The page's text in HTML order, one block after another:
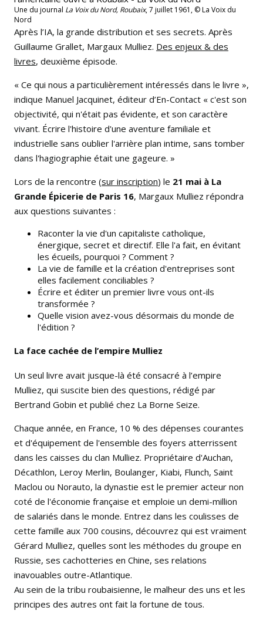
Une du journal La Voix du Nord, Roubaix, 7 juillet 1961, © La Voix du
Nord
Après l’IA, la grande distribution et ses secrets. Après
Guillaume Grallet, Margaux Mulliez. Des enjeux & des
livres, deuxième épisode.
« Ce qui nous a particulièrement intéressés dans le livre »,
indique Manuel Jacquinet, éditeur d’En-Contact « c'est son
objectivité, qui n'était pas évidente, et son caractère
vivant. Écrire l'histoire d'une aventure familiale et
industrielle sans oublier l'arrière plan intime, sans tomber
dans l'hagiographie était une gageure. »
Lors de la rencontre (sur inscription) le 21 mai à La
Grande Épicerie de Paris 16, Margaux Mulliez répondra
aux questions suivantes :
Raconter la vie d'un capitaliste catholique,
énergique, secret et directif. Elle l'a fait, en évitant
les écueils, pourquoi ? Comment ?
La vie de famille et la création d'entreprises sont
elles facilement conciliables ?
Écrire et éditer un premier livre vous ont-ils
transformée ?
Quelle vision avez-vous désormais du monde de
l'édition ?
La face cachée de l’empire Mulliez
Un seul livre avait jusque-là été consacré à l’empire
Mulliez, qui suscite bien des questions, rédigé par
Bertrand Gobin et publié chez La Borne Seize.
Chaque année, en France, 10 % des dépenses courantes
et d'équipement de l'ensemble des foyers atterrissent
dans les caisses du clan Mulliez. Propriétaire d'Auchan,
Décathlon, Leroy Merlin, Boulanger, Kiabi, Flunch, Saint
Maclou ou Norauto, la dynastie est le premier acteur non
coté de l'économie française et emploie un demi-million
de salariés dans le monde. Entrez dans les coulisses de
cette famille aux 700 cousins, découvrez qui est vraiment
Gérard Mulliez, quelles sont les méthodes du groupe en
Russie, ses cachotteries en Chine, ses relations
inavouables outre-Atlantique.
Au sein de la tribu roubaisienne, le malheur des uns et les
principes des autres ont fait la fortune de tous.